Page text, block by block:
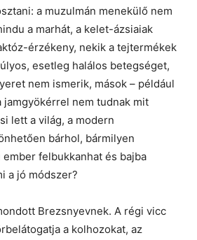
a muzulmán menekülő nem
a marhát, a kelet-ázsiaiak
érzékeny, nekik a tejtermékek
esetleg halálos betegséget,
nem ismerik, mások – például
jamgyökérrel nem tudnak mit
lett a világ, a modern
bárhol, bármilyen
felbukkanhat és bajba
a jó módszer?
Brezsnyevnek. A régi vicc
a kolhozokat, az